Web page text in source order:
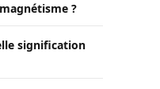
?
signification